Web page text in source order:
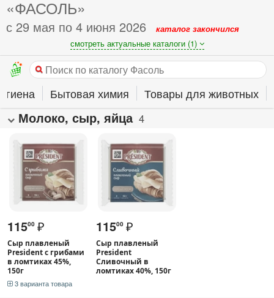
«ФАСОЛЬ»
с 29 мая по 4 июня 2026
каталог закончился
смотреть актуальные каталоги (1)
Бытовая химия Товары для животных
Молоко, сыр, яйца 4
11500 ₽
Сыр плавленый
President с грибами
в ломтиках 45%,
150г
3 варианта товара
11500 ₽
Сыр плавленый
President
Сливочный в
ломтиках 40%, 150г